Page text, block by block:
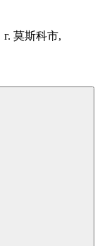
г. 莫斯科市,